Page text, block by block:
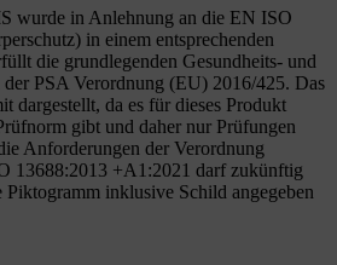
wurde in Anlehnung an die EN ISO
in einem entsprechenden
die grundlegenden Gesundheits- und
der PSA Verordnung (EU) 2016/425. Das
dargestellt, da es für dieses Produkt
gibt und daher nur Prüfungen
Anforderungen der Verordnung
13688:2013 +A1:2021 darf zukünftig
Piktogramm inklusive Schild angegeben